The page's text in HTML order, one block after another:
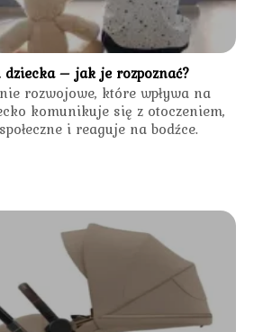
dziecka – jak je rozpoznać?
rozwojowe, które wpływa na
komunikuje się z otoczeniem,
i reaguje na bodźce.